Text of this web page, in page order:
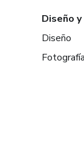
Diseño
Diseño
Fotografía